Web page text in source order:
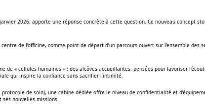
2026, apporte une réponse concrète à cette question. Ce nouveau concept
de l’officine, comme point de départ d’un parcours ouvert sur l’ensemble
de « cellules humaines » : des alcôves accueillantes, pensées pour favoriser
qui inspire la confiance sans sacrifier l’intimité.
de soin), une cabine dédiée offre le niveau de confidentialité et
nouvelles missions.